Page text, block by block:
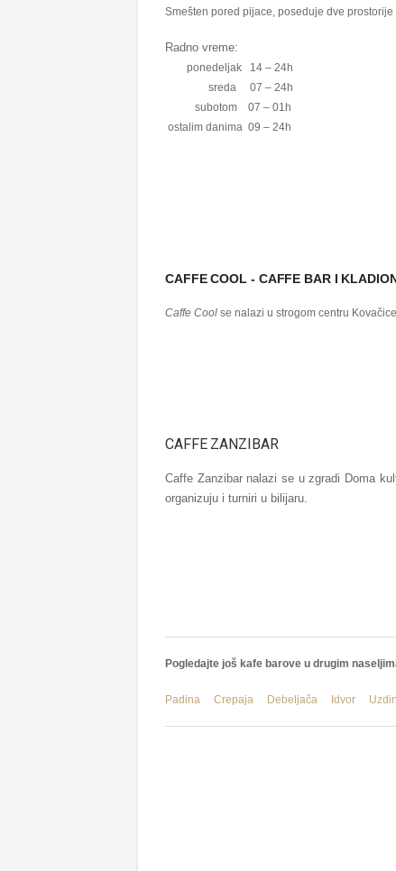
Smešten pored pijace, poseduje dve
Radno vreme:
ponedeljak 14 – 24h
sreda 07 – 24h
subotom 07 – 01h
ostalim danima 09 – 24h
CAFFE COOL - CAFFE BAR I
Caffe Cool se nalazi u strogom centru
CAFFE ZANZIBAR
Caffe Zanzibar nalazi se u zgradi Doma
organizuju i turniri u bilijaru.
Pogledajte još kafe barove u drugim
Padina Crepaja Debeljača Idvor Uzdin